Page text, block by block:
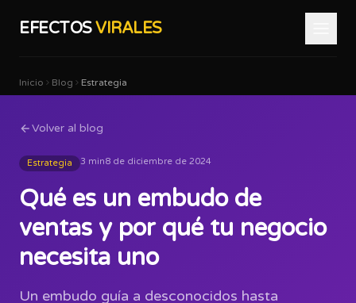
EFECTOSVIRALES
Inicio Blog Estrategia
Volver al blog
Estrategia 3 min8 de diciembre de 2024
Qué es un embudo de
ventas y por qué tu negocio
necesita uno
Un embudo guía a desconocidos hasta